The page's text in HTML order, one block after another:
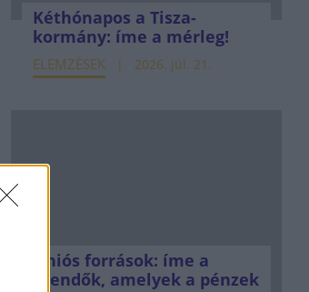
Kéthónapos a Tisza-
kormány: íme a mérleg!
ELEMZÉSEK 2026. júl. 21.
Uniós források: íme a
teendők, amelyek a pénzek